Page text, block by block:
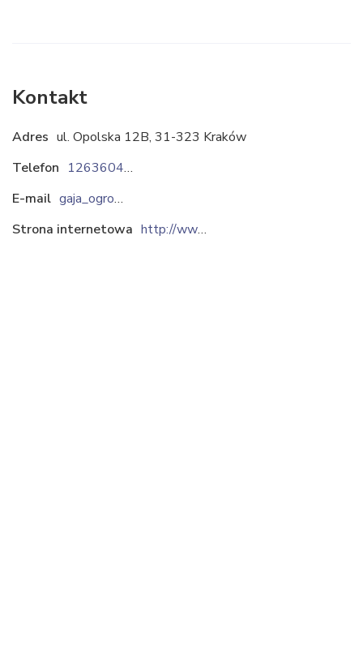
Kontakt
Adres ul. Opolska 12B, 31-323 Kraków
Telefon
126360479
E-mail
gaja_ogrod@tlen.pl
Strona internetowa
http://www.gaja-ogrod.pl